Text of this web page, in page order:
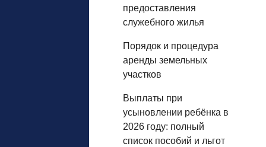
предоставления
служебного жилья
Порядок и процедура
аренды земельных
участков
Выплаты при
усыновлении ребёнка в
2026 году: полный
список пособий и льгот